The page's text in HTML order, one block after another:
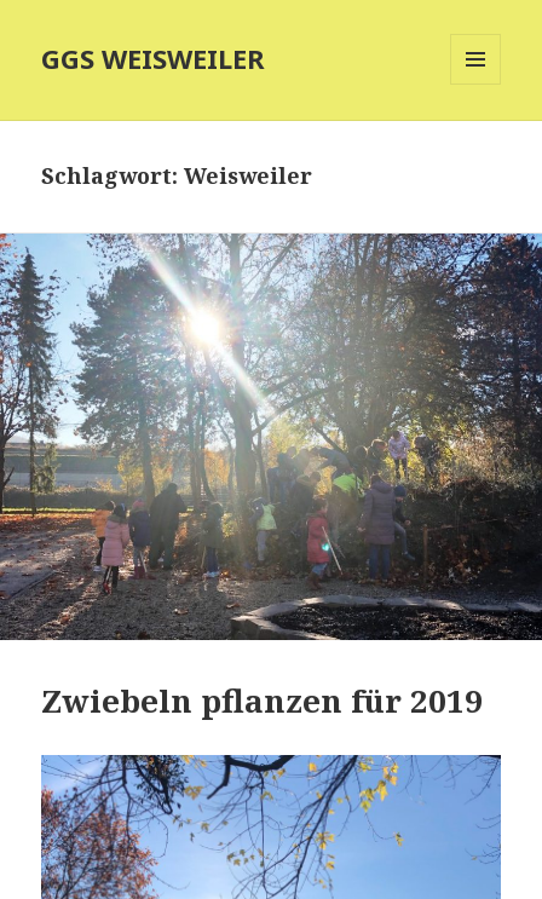
GGS WEISWEILER
Schlagwort:Weisweiler
Zwiebeln pflanzen für 2019